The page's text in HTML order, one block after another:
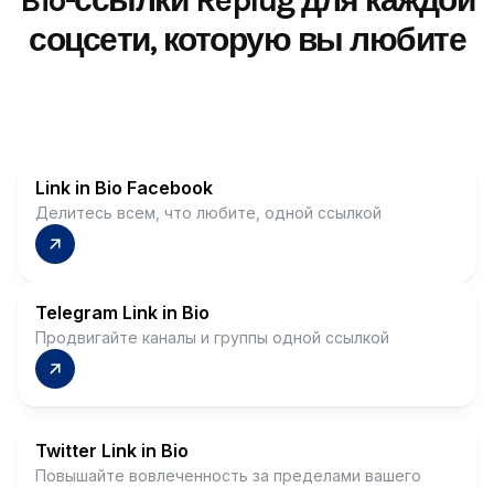
соцсети, которую вы любите
Link in Bio Facebook
Делитесь всем, что любите, одной ссылкой
Telegram Link in Bio
Продвигайте каналы и группы одной ссылкой
Twitter Link in Bio
Повышайте вовлеченность за пределами вашего